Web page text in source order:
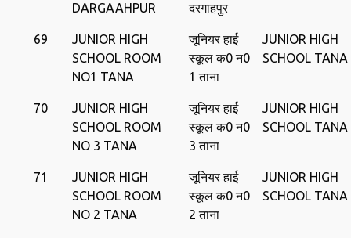
DARGAAHPUR
दरगाहपुर
69
JUNIOR HIGH
SCHOOL ROOM
NO1 TANA
जूनियर हाई
स्कूल क0 न0
1 ताना
JUNIOR HIGH
SCHOOL TANA
70
JUNIOR HIGH
SCHOOL ROOM
NO 3 TANA
जूनियर हाई
स्कूल क0 न0
3 ताना
JUNIOR HIGH
SCHOOL TANA
71
JUNIOR HIGH
SCHOOL ROOM
NO 2 TANA
जूनियर हाई
स्कूल क0 न0
2 ताना
JUNIOR HIGH
SCHOOL TANA